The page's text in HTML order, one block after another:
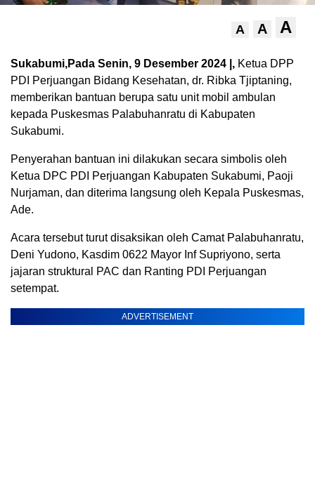
A A A
Sukabumi,Pada Senin, 9 Desember 2024 |, Ketua DPP
PDI Perjuangan Bidang Kesehatan, dr. Ribka Tjiptaning,
memberikan bantuan berupa satu unit mobil ambulan
kepada Puskesmas Palabuhanratu di Kabupaten
Sukabumi.
Penyerahan bantuan ini dilakukan secara simbolis oleh
Ketua DPC PDI Perjuangan Kabupaten Sukabumi, Paoji
Nurjaman, dan diterima langsung oleh Kepala Puskesmas,
Ade.
Acara tersebut turut disaksikan oleh Camat Palabuhanratu,
Deni Yudono, Kasdim 0622 Mayor Inf Supriyono, serta
jajaran struktural PAC dan Ranting PDI Perjuangan
setempat.
ADVERTISEMENT